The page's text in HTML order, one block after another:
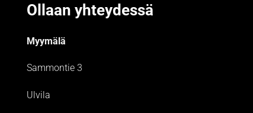
Ollaan yhteydessä
Myymälä
Sammontie 3
Ulvila